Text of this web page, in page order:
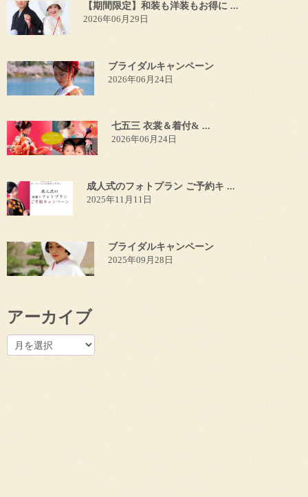
【期間限定】和装も洋装もお得に ...
2026年06月29日
ブライダルキャンペーン
2026年06月24日
七五三 衣裳＆着付& ...
2026年06月24日
成人式のフォトプラン ご予約キ ...
2025年11月11日
ブライダルキャンペーン
2025年09月28日
アーカイブ